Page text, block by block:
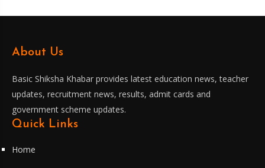
About Us
Basic Shiksha Khabar provides latest education news, teacher
updates, recruitment news, results, admit cards and
government scheme updates.
Quick Links
Home